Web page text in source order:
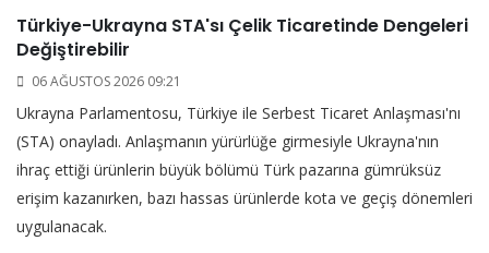
Türkiye-Ukrayna STA'sı Çelik Ticaretinde Dengeleri
Değiştirebilir
06 AĞUSTOS 2026 09:21
Ukrayna Parlamentosu, Türkiye ile Serbest Ticaret Anlaşması'nı
(STA) onayladı. Anlaşmanın yürürlüğe girmesiyle Ukrayna'nın
ihraç ettiği ürünlerin büyük bölümü Türk pazarına gümrüksüz
erişim kazanırken, bazı hassas ürünlerde kota ve geçiş dönemleri
uygulanacak.